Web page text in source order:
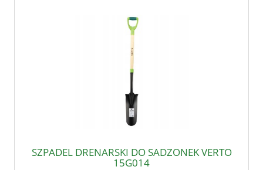
SZPADEL DRENARSKI DO SADZONEK VERTO
15G014